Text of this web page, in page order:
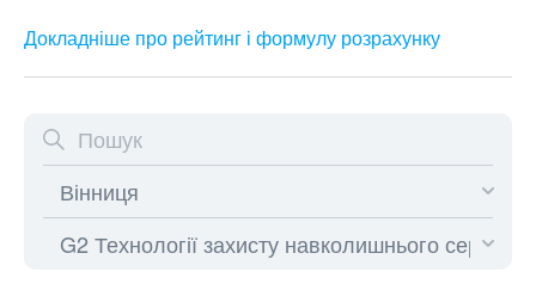
Докладніше про рейтинг і формулу розрахунку